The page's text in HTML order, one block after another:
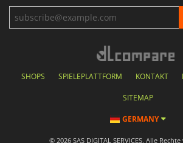
SHOPS SPIELEPLATTFORM KONTAKT
SITEMAP
GERMANY
© 2026 SAS DIGITAL SERVICES, Alle